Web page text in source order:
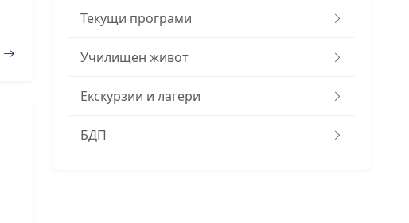
Текущи програми
Училищен живот
Екскурзии и лагери
БДП